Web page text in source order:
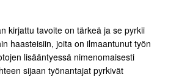
kirjattu tavoite on tärkeä ja se pyrkii
haasteisiin, joita on ilmaantunut työn
lisääntyessä nimenomaisesti
sijaan työnantajat pyrkivät